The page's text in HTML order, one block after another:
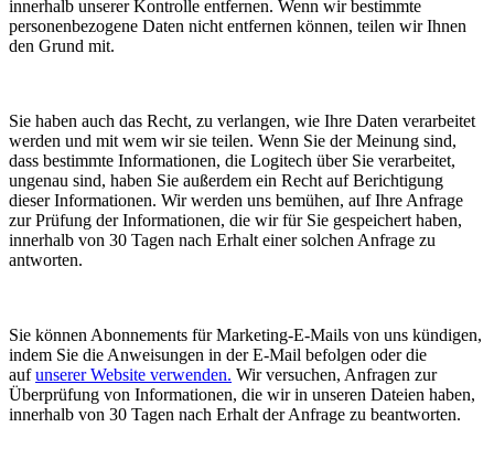
innerhalb unserer Kontrolle entfernen. Wenn wir bestimmte
personenbezogene Daten nicht entfernen können, teilen wir Ihnen
den Grund mit.
Sie haben auch das Recht, zu verlangen, wie Ihre Daten verarbeitet
werden und mit wem wir sie teilen. Wenn Sie der Meinung sind,
dass bestimmte Informationen, die Logitech über Sie verarbeitet,
ungenau sind, haben Sie außerdem ein Recht auf Berichtigung
dieser Informationen. Wir werden uns bemühen, auf Ihre Anfrage
zur Prüfung der Informationen, die wir für Sie gespeichert haben,
innerhalb von 30 Tagen nach Erhalt einer solchen Anfrage zu
antworten.
Sie können Abonnements für Marketing-E-Mails von uns kündigen,
indem Sie die Anweisungen in der E-Mail befolgen oder die
aufunserer Website verwenden. Wir versuchen, Anfragen zur
Überprüfung von Informationen, die wir in unseren Dateien haben,
innerhalb von 30 Tagen nach Erhalt der Anfrage zu beantworten.